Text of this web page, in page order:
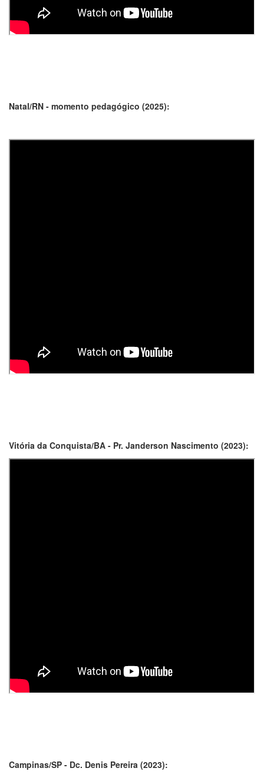
Natal/RN - momento pedagógico (2025):
Vitória da Conquista/BA - Pr. Janderson Nascimento (2023):
Campinas/SP - Dc. Denis Pereira (2023):